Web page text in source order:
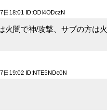
日18:01 ID:ODI4ODczN
火闇で神/攻撃、サブの方は火
日19:02 ID:NTE5NDc0N